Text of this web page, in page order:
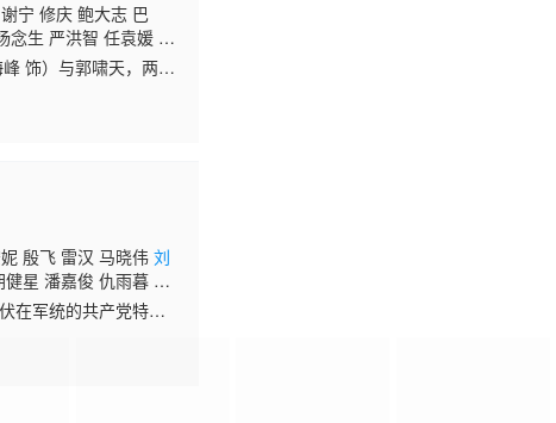
宁 修庆 鲍大志 巴
念生 严洪智 任袁媛 尤
饰）与郭啸天，两位
料丘处机为两家人招
殷飞 雷汉 马晓伟刘
星 潘嘉俊 仇雨暮 潘
文超 惠建国 柳冰
伽芮 霍亚楠 王涵 孙
在军统的共产党特工
命一击，郑耀先不得